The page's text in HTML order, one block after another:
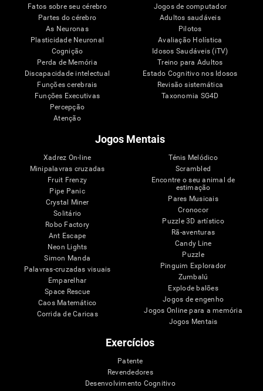
Fatos sobre seu cérebro
Partes do cérebro
As Neuronas
Plasticidade Neuronal
Cognição
Perda de Memória
Discapacidade intelectual
Funções cerebrais
Funções Executivas
Percepção
Atenção
Jogos de computador
Adultos saudáveis
Pilotos
Avaliação Holística
Idosos Saudáveis (iTV)
Treino para Adultos
Estado Cognitivo nos Idosos
Revisão sistemática
Taxonomia SG4D
Jogos Mentais
Xadrez On-line
Minipalavras cruzadas
Fruit Frenzy
Pipe Panic
Crystal Miner
Solitário
Robo Factory
Ant Escape
Neon Lights
Simon Manda
Palavras-cruzadas visuais
Emparelhar
Space Rescue
Caos Matemático
Corrida de Caricas
Ténis Melódico
Scrambled
Encontre o seu animal de
estimação
Pares Musicais
Cronocor
Puzzle 3D artístico
Rã-aventuras
Candy Line
Puzzle
Pinguim Explorador
Zumbalú
Explode balões
Jogos de engenho
Jogos Online para a memória
Jogos Mentais
Exercícios
Patente
Revendedores
Desenvolvimento Cognitivo